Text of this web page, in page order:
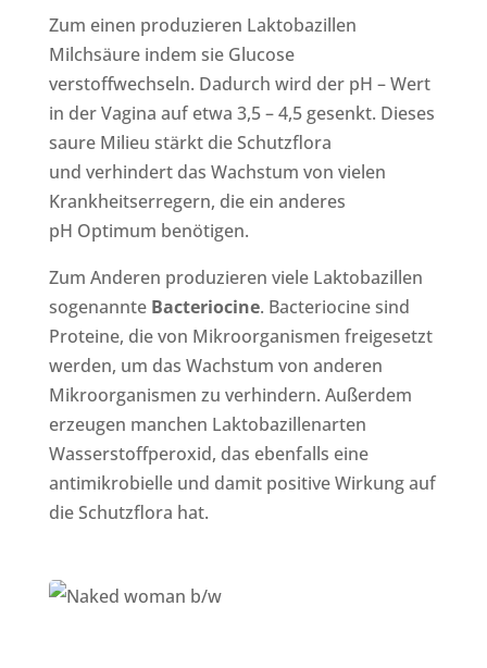
Zum einen produzieren Laktobazillen
Milchsäure indem sie Glucose
verstoffwechseln. Dadurch wird der pH – Wert
in der Vagina auf etwa 3,5 – 4,5 gesenkt. Dieses
saure Milieu stärkt die Schutzflora
und verhindert das Wachstum von vielen
Krankheitserregern, die ein anderes
pH Optimum benötigen.
Zum Anderen produzieren viele Laktobazillen
sogenannte Bacteriocine. Bacteriocine sind
Proteine, die von Mikroorganismen freigesetzt
werden, um das Wachstum von anderen
Mikroorganismen zu verhindern. Außerdem
erzeugen manchen Laktobazillenarten
Wasserstoffperoxid, das ebenfalls eine
antimikrobielle und damit positive Wirkung auf
die Schutzflora hat.